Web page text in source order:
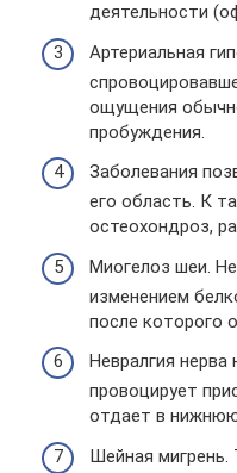
деятельности
Артериальная
ощущения
пробуждения.
Заболевания
его область. К
остеохондроз,
Миогелоз шеи.
изменением
после которого
Невралгия
провоцирует
отдает в
Шейная